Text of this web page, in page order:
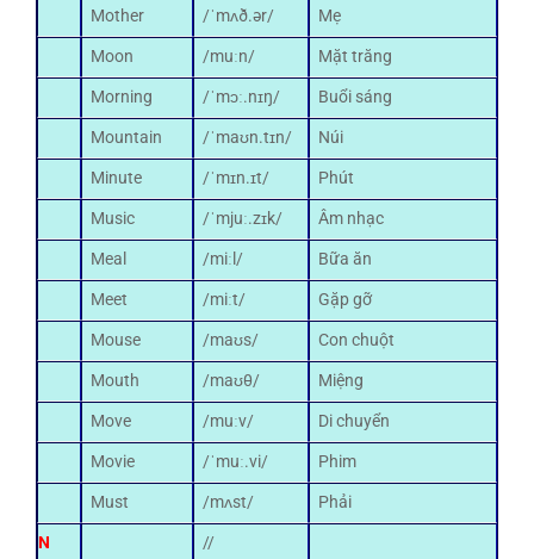
Mother
/ˈmʌð.ər/
Mẹ
Moon
/muːn/
Mặt trăng
Morning
/ˈmɔː.nɪŋ/
Buổi sáng
Mountain
/ˈmaʊn.tɪn/
Núi
Minute
/ˈmɪn.ɪt/
Phút
Music
/ˈmjuː.zɪk/
Âm nhạc
Meal
/miːl/
Bữa ăn
Meet
/miːt/
Gặp gỡ
Mouse
/maʊs/
Con chuột
Mouth
/maʊθ/
Miệng
Move
/muːv/
Di chuyển
Movie
/ˈmuː.vi/
Phim
Must
/mʌst/
Phải
N
//